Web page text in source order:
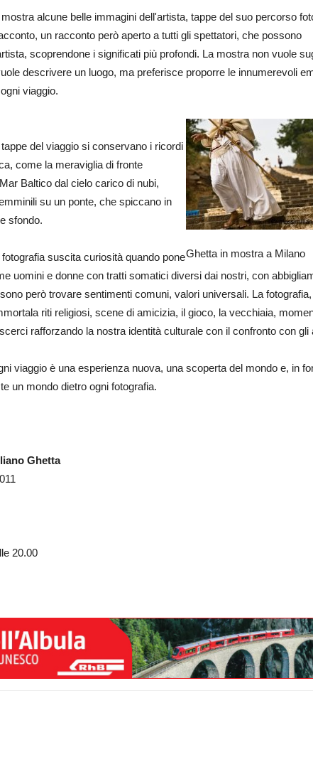
mostra alcune belle immagini dell'artista, tappe del suo percorso
un racconto però aperto a tutti gli spettatori, che possono
scoprendone i significati più profondi. La mostra non vuole
descrivere un luogo, ma preferisce proporre le innumerevoli
viaggio.
Ghetta in mostra a Milano
del viaggio si conservano i ricordi
come la meraviglia di fronte
Baltico dal cielo carico di nubi,
su un ponte, che spiccano in
sfondo.
fotografia suscita curiosità quando pone
uomini e donne con tratti somatici diversi dai nostri, con
però trovare sentimenti comuni, valori universali. La
riti religiosi, scene di amicizia, il gioco, la vecchiaia,
rafforzando la nostra identità culturale con il confronto con gli
viaggio è una esperienza nuova, una scoperta del mondo e, in
un mondo dietro ogni fotografia.
Ghetta
20.00